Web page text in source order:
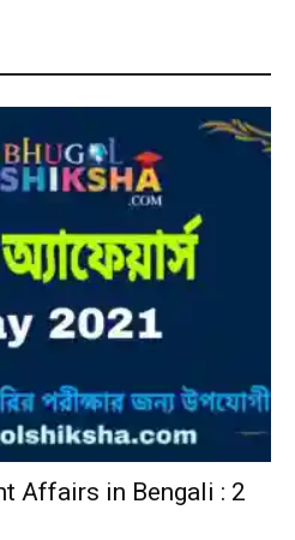
Affairs in Bengali : 2